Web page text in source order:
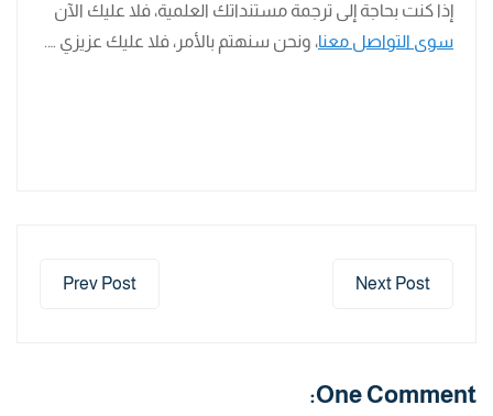
إذا كنت بحاجة إلى ترجمة مستنداتك العلمية، فلا عليك الآن
سوى التواصل معنا، ونحن سنهتم بالأمر، فلا عليك عزيزي ….
Prev Post Next Post
One Comment: